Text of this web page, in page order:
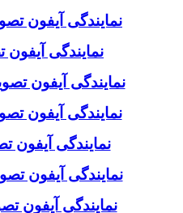
نمایندگی آیفون
نمایندگی آیفون
نمایندگی آیفون
نمایندگی آیفون
نمایندگی آیفون
نمایندگی آیفون
نمایندگی آیفون